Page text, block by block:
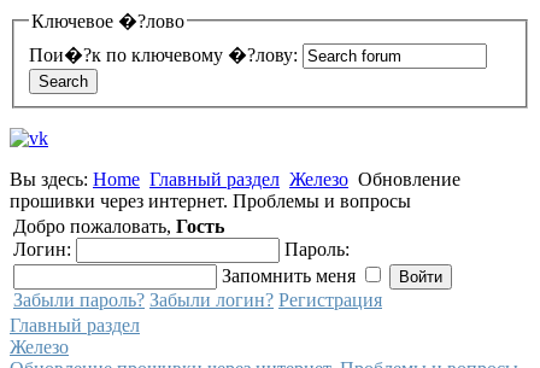
Ключевое �?лово
Пои�?к по ключевому �?лову:
Вы здесь: Home Главный раздел Железо Обновление
прошивки через интернет. Проблемы и вопросы
Добро пожаловать, Гость
Логин:
Пароль:
Запомнить меня
Забыли пароль? Забыли логин? Регистрация
Главный раздел
Железо